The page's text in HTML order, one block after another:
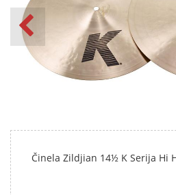
Činela Zildjian 14½ K Serija Hi